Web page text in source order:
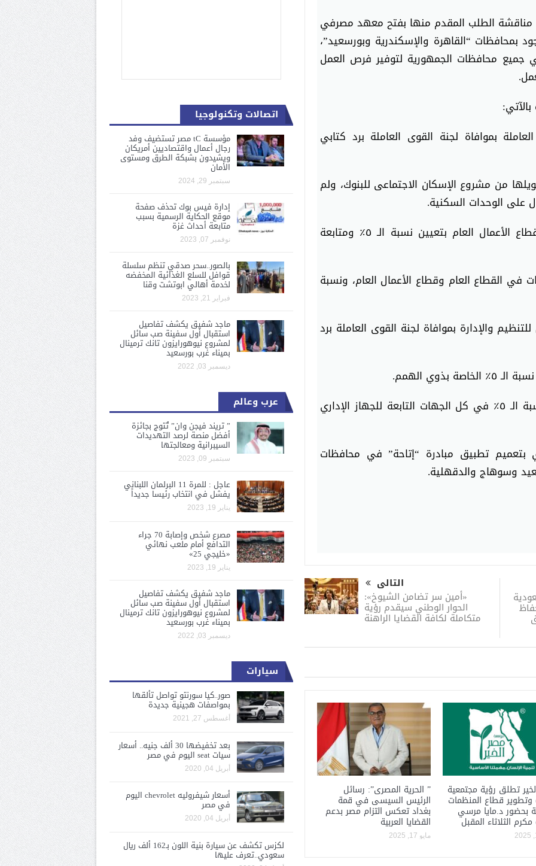
الطلب المقدم منها بفتح معهد مصرفي
بمحافظات “القاهرة والإسكندرية وبورسعيد”،
جميع محافظات الجمهورية لتوفير فرص العمل
بموافاة لجنة القوى العاملة برد كتابي
من مشروع الإسكان الاجتماعى للبنوك، ولم
على الوحدات السكنية.
٢- إلزام شركات القطاع العام وقطاع الأعمال العام بتعيين نسبة الـ ٥٪ ومتابعة
في القطاع العام وقطاع الأعمال العام، ونسبة
والإدارة بموافاة لجنة القوى العاملة برد
٢- بيان يشمل استيفاء تعيين نسبة الـ ٥٪ في كل الجهات التابعة للجهاز الإداري
بتعميم تطبيق مبادرة “إتاحة” في محافظات
وسوهاج والدقهلية.
التالى
«أمين سر تضامن الشيوخ»:
الحوار الوطني سيقدم رؤية
متكاملة لكافة القضايا الراهنة
تطلق رؤية مجتمعية
وتطوير قطاع المنظمات
بحضور د.مايا مرسي
مكرم الثلاثاء المقبل
” الحرية المصرى”: رسائل
الرئيس السيسى في قمة
بغداد تعكس التزام مصر بدعم
القضايا العربية
مايو 17, 2025
اتصالات وتكنولوجيا
مؤسسة tC مصر تستضيف وفد
رجال أعمال واقتصاديين أمريكان
ويشيدون بشبكة الطرق ومستوى
الأمان
سبتمبر 29, 2024
إدارة فيس بوك تحذف صفحة
موقع الحكاية الرسمية بسبب
متابعة أحداث غزة
نوفمبر 07, 2023
بالصور..سحر صدقي تنظم سلسلة
قوافل للسلع الغذائية المخفضه
لخدمة أهالي ابوتشت وقنا
فبراير 21, 2023
ماجد شفيق يكشف تفاصيل
استقبال أول سفينة صب سائل
لمشروع نيوهورايزون تانك ترمينال
بميناء غرب بورسعيد
ديسمبر 03, 2022
عرب وعالم
” تريند فيجن وان” تُتوج بجائزة
أفضل منصة لرصد التهديدات
السيبرانية ومعالجتها
سبتمبر 09, 2023
عاجل : للمرة 11 البرلمان اللبناني
يفشل في انتخاب رئيسا جديداً
يناير 19, 2023
مصرع شخص وإصابة 70 جراء
التدافع أمام ملعب نهائي
«خليجي 25»
يناير 19, 2023
ماجد شفيق يكشف تفاصيل
استقبال أول سفينة صب سائل
لمشروع نيوهورايزون تانك ترمينال
بميناء غرب بورسعيد
ديسمبر 03, 2022
سيارات
صور..كيا سورنتو تواصل تألقها
بمواصفات هجينية جديدة
أغسطس 27, 2021
بعد تخفيضها 30 ألف جنيه.. أسعار
سيات seat اليوم في مصر
أبريل 04, 2020
أسعار شيفروليه chevrolet اليوم
في مصر
أبريل 04, 2020
لكزس تكشف عن سيارة بنية اللون بـ162 ألف ريال
سعودي..تعرف عليها